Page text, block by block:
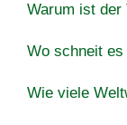
Warum ist der
Wo schneit
Wie viele